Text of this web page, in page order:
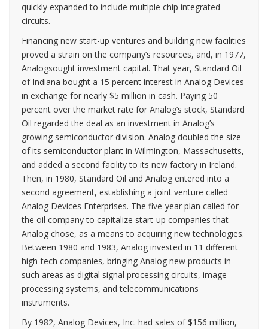
quickly expanded to include multiple chip integrated
circuits.
Financing new start-up ventures and building new facilities
proved a strain on the company’s resources, and, in 1977,
Analogsought investment capital. That year, Standard Oil
of Indiana bought a 15 percent interest in Analog Devices
in exchange for nearly $5 million in cash. Paying 50
percent over the market rate for Analog’s stock, Standard
Oil regarded the deal as an investment in Analog’s
growing semiconductor division. Analog doubled the size
of its semiconductor plant in Wilmington, Massachusetts,
and added a second facility to its new factory in Ireland.
Then, in 1980, Standard Oil and Analog entered into a
second agreement, establishing a joint venture called
Analog Devices Enterprises. The five-year plan called for
the oil company to capitalize start-up companies that
Analog chose, as a means to acquiring new technologies.
Between 1980 and 1983, Analog invested in 11 different
high-tech companies, bringing Analog new products in
such areas as digital signal processing circuits, image
processing systems, and telecommunications
instruments.
By 1982, Analog Devices, Inc. had sales of $156 million,